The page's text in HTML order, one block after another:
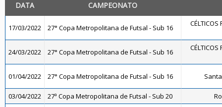
DATA CAMPEONATO
17/03/2022 27° Copa Metropolitana de Futsal - Sub 16 CÉLTICOS
24/03/2022 27° Copa Metropolitana de Futsal - Sub 16 CÉLTICOS
01/04/2022 27° Copa Metropolitana de Futsal - Sub 16
03/04/2022 27ª Copa Metropolitana de Futsal - Sub 20